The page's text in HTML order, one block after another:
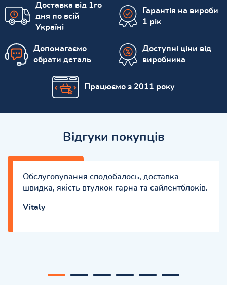
Доставка від 1го
дня по всій
Україні
Гарантія на вироби
1 рік
Допомагаємо
обрати деталь
Доступні ціни від
виробника
Працюємо з 2011 року
Відгуки покупців
Обслуговування сподобалось, доставка
швидка, якість втулкок гарна та сайлентблоків.
Vitaly